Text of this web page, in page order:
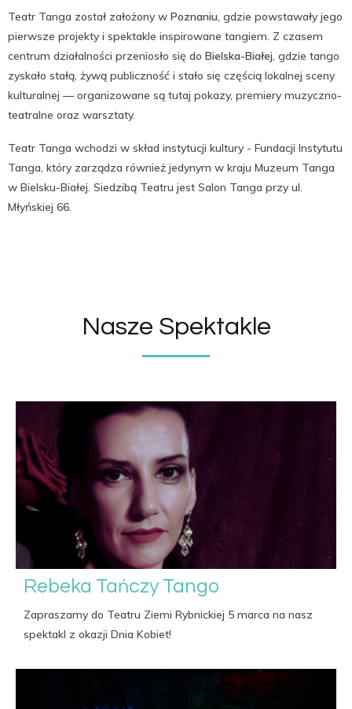
Teatr Tanga został założony w Poznaniu, gdzie powstawały jego
pierwsze projekty i spektakle inspirowane tangiem. Z czasem
centrum działalności przeniosło się do Bielska-Białej, gdzie tango
zyskało stałą, żywą publiczność i stało się częścią lokalnej sceny
kulturalnej — organizowane są tutaj pokazy, premiery muzyczno-
teatralne oraz warsztaty.
Teatr Tanga wchodzi w skład instytucji kultury - Fundacji Instytutu
Tanga, który zarządza również jedynym w kraju Muzeum Tanga
w Bielsku-Białej. Siedzibą Teatru jest Salon Tanga przy ul.
Młyńskiej 66.
Nasze Spektakle
Rebeka Tańczy Tango
Zapraszamy do Teatru Ziemi Rybnickiej 5 marca na nasz
spektakl z okazji Dnia Kobiet!